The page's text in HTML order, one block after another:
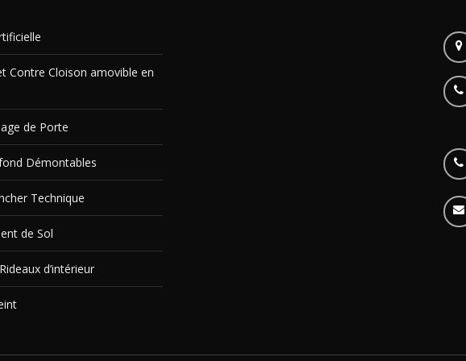
Contre Cloison amovible en
de Porte
Démontables
Technique
de Sol
d’intérieur